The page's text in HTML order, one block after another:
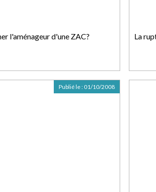
l'aménageur d'une ZAC? La
Publié le : 01/10/2008